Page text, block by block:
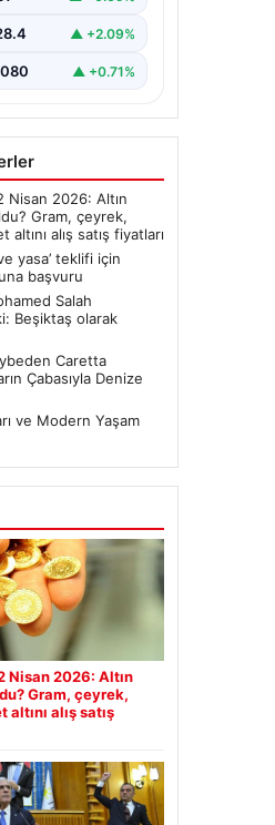
▲ +2.09%
▲ +0.71%
Nisan 2026: Altın
Gram, çeyrek,
alış satış fiyatları
yasa’ teklifi için
başvuru
Salah
Beşiktaş olarak
Caretta
Çabasıyla Denize
ve Modern Yaşam
Nisan 2026: Altın
Gram, çeyrek,
alış satış